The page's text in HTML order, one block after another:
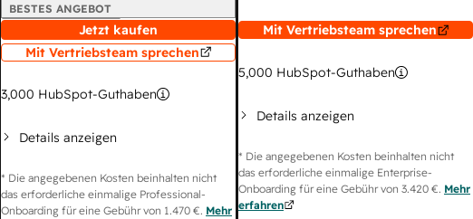
BESTES ANGEBOT
Jetzt kaufen
Mit Vertriebsteam sprechen
3,000 HubSpot-Guthaben
Details anzeigen
* Die angegebenen Kosten beinhalten nicht
das erforderliche einmalige Professional-
Onboarding für eine Gebühr von 1.470 €. Mehr
Mit Vertriebsteam sprechen
5,000 HubSpot-Guthaben
Details anzeigen
* Die angegebenen Kosten beinhalten nicht
das erforderliche einmalige Enterprise-
Onboarding für eine Gebühr von 3.420 €. Mehr
erfahren